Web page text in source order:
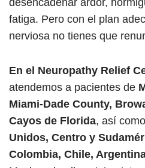
desencadenar ardor,
fatiga. Pero con el plan
nerviosa no tienes que
En el Neuropathy Relief
atendemos a pacientes de
Miami-Dade County,
Cayos de Florida, así
Unidos, Centro y
Colombia, Chile,